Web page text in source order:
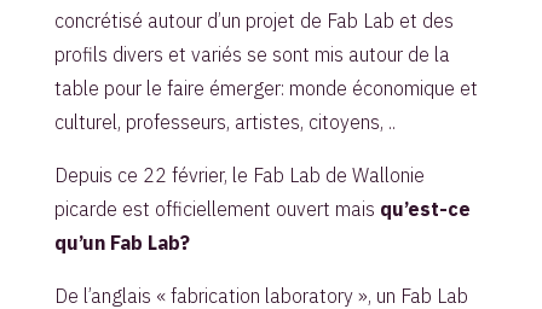
concrétisé autour d’un projet de Fab Lab et des
profils divers et variés se sont mis autour de la
table pour le faire émerger: monde économique et
culturel, professeurs, artistes, citoyens, ..
Depuis ce 22 février, le Fab Lab de Wallonie
picarde est officiellement ouvert mais qu’est-ce
qu’un Fab Lab?
De l’anglais « fabrication laboratory », un Fab Lab